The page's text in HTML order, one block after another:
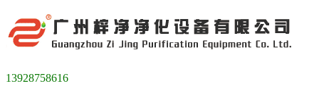
13928758616